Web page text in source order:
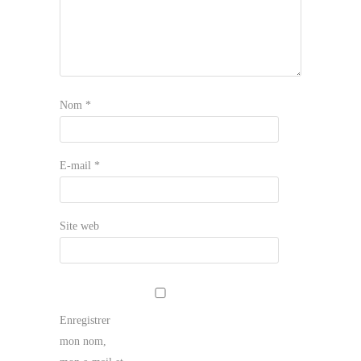
Nom *
E-mail *
Site web
Enregistrer
mon nom,